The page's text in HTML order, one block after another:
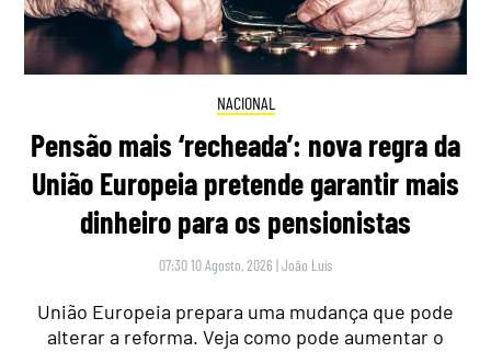
NACIONAL
Pensão mais ‘recheada’: nova regra da
União Europeia pretende garantir mais
dinheiro para os pensionistas
07:30 10 Agosto, 2026 |João Luís
União Europeia prepara uma mudança que pode
alterar a reforma. Veja como pode aumentar o